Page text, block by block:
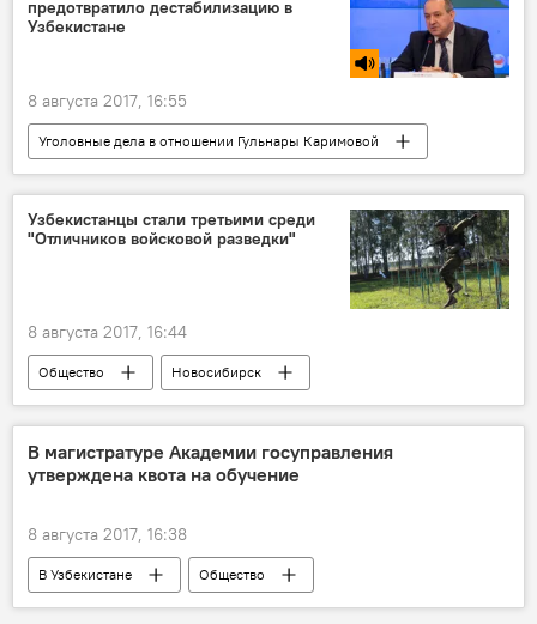
предотвратило дестабилизацию в
Узбекистане
8 августа 2017, 16:55
Уголовные дела в отношении Гульнары Каримовой
Политика
Узбекистанцы стали третьими среди
"Отличников войсковой разведки"
8 августа 2017, 16:44
Общество
Новосибирск
Армейские международные игры
В магистратуре Академии госуправления
утверждена квота на обучение
8 августа 2017, 16:38
В Узбекистане
Общество
Узбекистан
Шавкат Мирзиёев